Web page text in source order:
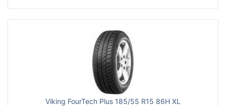
Viking FourTech Plus 185/55 R15 86H XL